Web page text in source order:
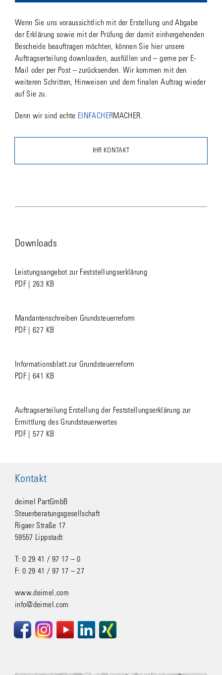
Wenn Sie uns voraussichtlich mit der Erstellung und Abgabe
der Erklärung sowie mit der Prüfung der damit einhergehenden
Bescheide beauftragen möchten, können Sie hier unsere
Auftragserteilung downloaden, ausfüllen und – gerne per E-
Mail oder per Post – zurücksenden. Wir kommen mit den
weiteren Schritten, Hinweisen und dem finalen Auftrag wieder
auf Sie zu.
Denn wir sind echte EINFACHERMACHER.
IHR KONTAKT
Downloads
Leistungsangebot zur Feststellungserklärung
PDF | 263 KB
Mandantenschreiben Grundsteuerreform
PDF | 627 KB
Informationsblatt zur Grundsteuerreform
PDF | 641 KB
Auftragserteilung Erstellung der Feststellungserklärung zur
Ermittlung des Grundsteuerwertes
PDF | 577 KB
Kontakt
deimel PartGmbB
Steuerberatungsgesellschaft
Rigaer Straße 17
59557 Lippstadt
T: 0 29 41 / 97 17 – 0
F: 0 29 41 / 97 17 – 27
www.deimel.com
info@deimel.com